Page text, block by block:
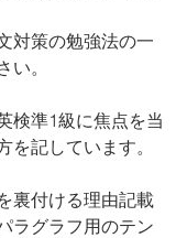
対策の勉強法の一
い。
検準1級に焦点を当
を記しています。
裏付ける理由記載
ラグラフ用のテン